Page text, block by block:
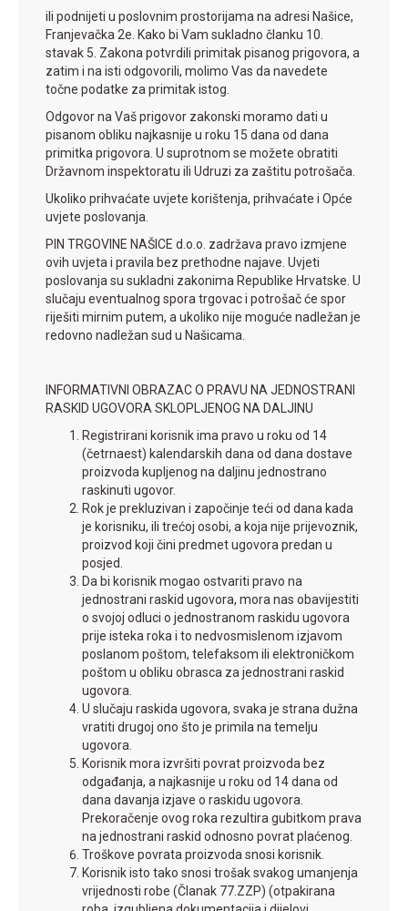
ili podnijeti u poslovnim prostorijama na adresi Našice,
Franjevačka 2e. Kako bi Vam sukladno članku 10.
stavak 5. Zakona potvrdili primitak pisanog prigovora, a
zatim i na isti odgovorili, molimo Vas da navedete
točne podatke za primitak istog.
Odgovor na Vaš prigovor zakonski moramo dati u
pisanom obliku najkasnije u roku 15 dana od dana
primitka prigovora. U suprotnom se možete obratiti
Državnom inspektoratu ili Udruzi za zaštitu potrošača.
Ukoliko prihvaćate uvjete korištenja, prihvaćate i Opće
uvjete poslovanja.
PIN TRGOVINE NAŠICE d.o.o. zadržava pravo izmjene
ovih uvjeta i pravila bez prethodne najave. Uvjeti
poslovanja su sukladni zakonima Republike Hrvatske. U
slučaju eventualnog spora trgovac i potrošač će spor
riješiti mirnim putem, a ukoliko nije moguće nadležan je
redovno nadležan sud u Našicama.
INFORMATIVNI OBRAZAC O PRAVU NA JEDNOSTRANI
RASKID UGOVORA SKLOPLJENOG NA DALJINU
Registrirani korisnik ima pravo u roku od 14
(četrnaest) kalendarskih dana od dana dostave
proizvoda kupljenog na daljinu jednostrano
raskinuti ugovor.
Rok je prekluzivan i započinje teći od dana kada
je korisniku, ili trećoj osobi, a koja nije prijevoznik,
proizvod koji čini predmet ugovora predan u
posjed.
Da bi korisnik mogao ostvariti pravo na
jednostrani raskid ugovora, mora nas obavijestiti
o svojoj odluci o jednostranom raskidu ugovora
prije isteka roka i to nedvosmislenom izjavom
poslanom poštom, telefaksom ili elektroničkom
poštom u obliku obrasca za jednostrani raskid
ugovora.
U slučaju raskida ugovora, svaka je strana dužna
vratiti drugoj ono što je primila na temelju
ugovora.
Korisnik mora izvršiti povrat proizvoda bez
odgađanja, a najkasnije u roku od 14 dana od
dana davanja izjave o raskidu ugovora.
Prekoračenje ovog roka rezultira gubitkom prava
na jednostrani raskid odnosno povrat plaćenog.
Troškove povrata proizvoda snosi korisnik.
Korisnik isto tako snosi trošak svakog umanjenja
vrijednosti robe (Članak 77.ZZP) (otpakirana